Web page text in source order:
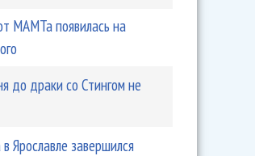
музыку без свинга
МАМТа появилась на
до драки со Стингом не
Ярославле завершился